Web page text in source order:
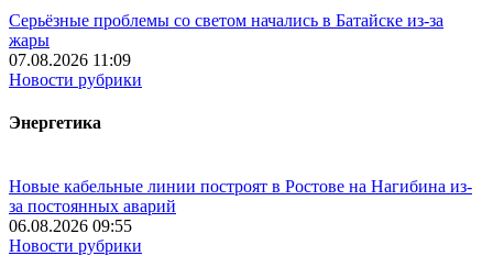
Серьёзные проблемы со светом начались в Батайске из-за
жары
07.08.2026 11:09
Новости рубрики
Энергетика
Новые кабельные линии построят в Ростове на Нагибина из-
за постоянных аварий
06.08.2026 09:55
Новости рубрики